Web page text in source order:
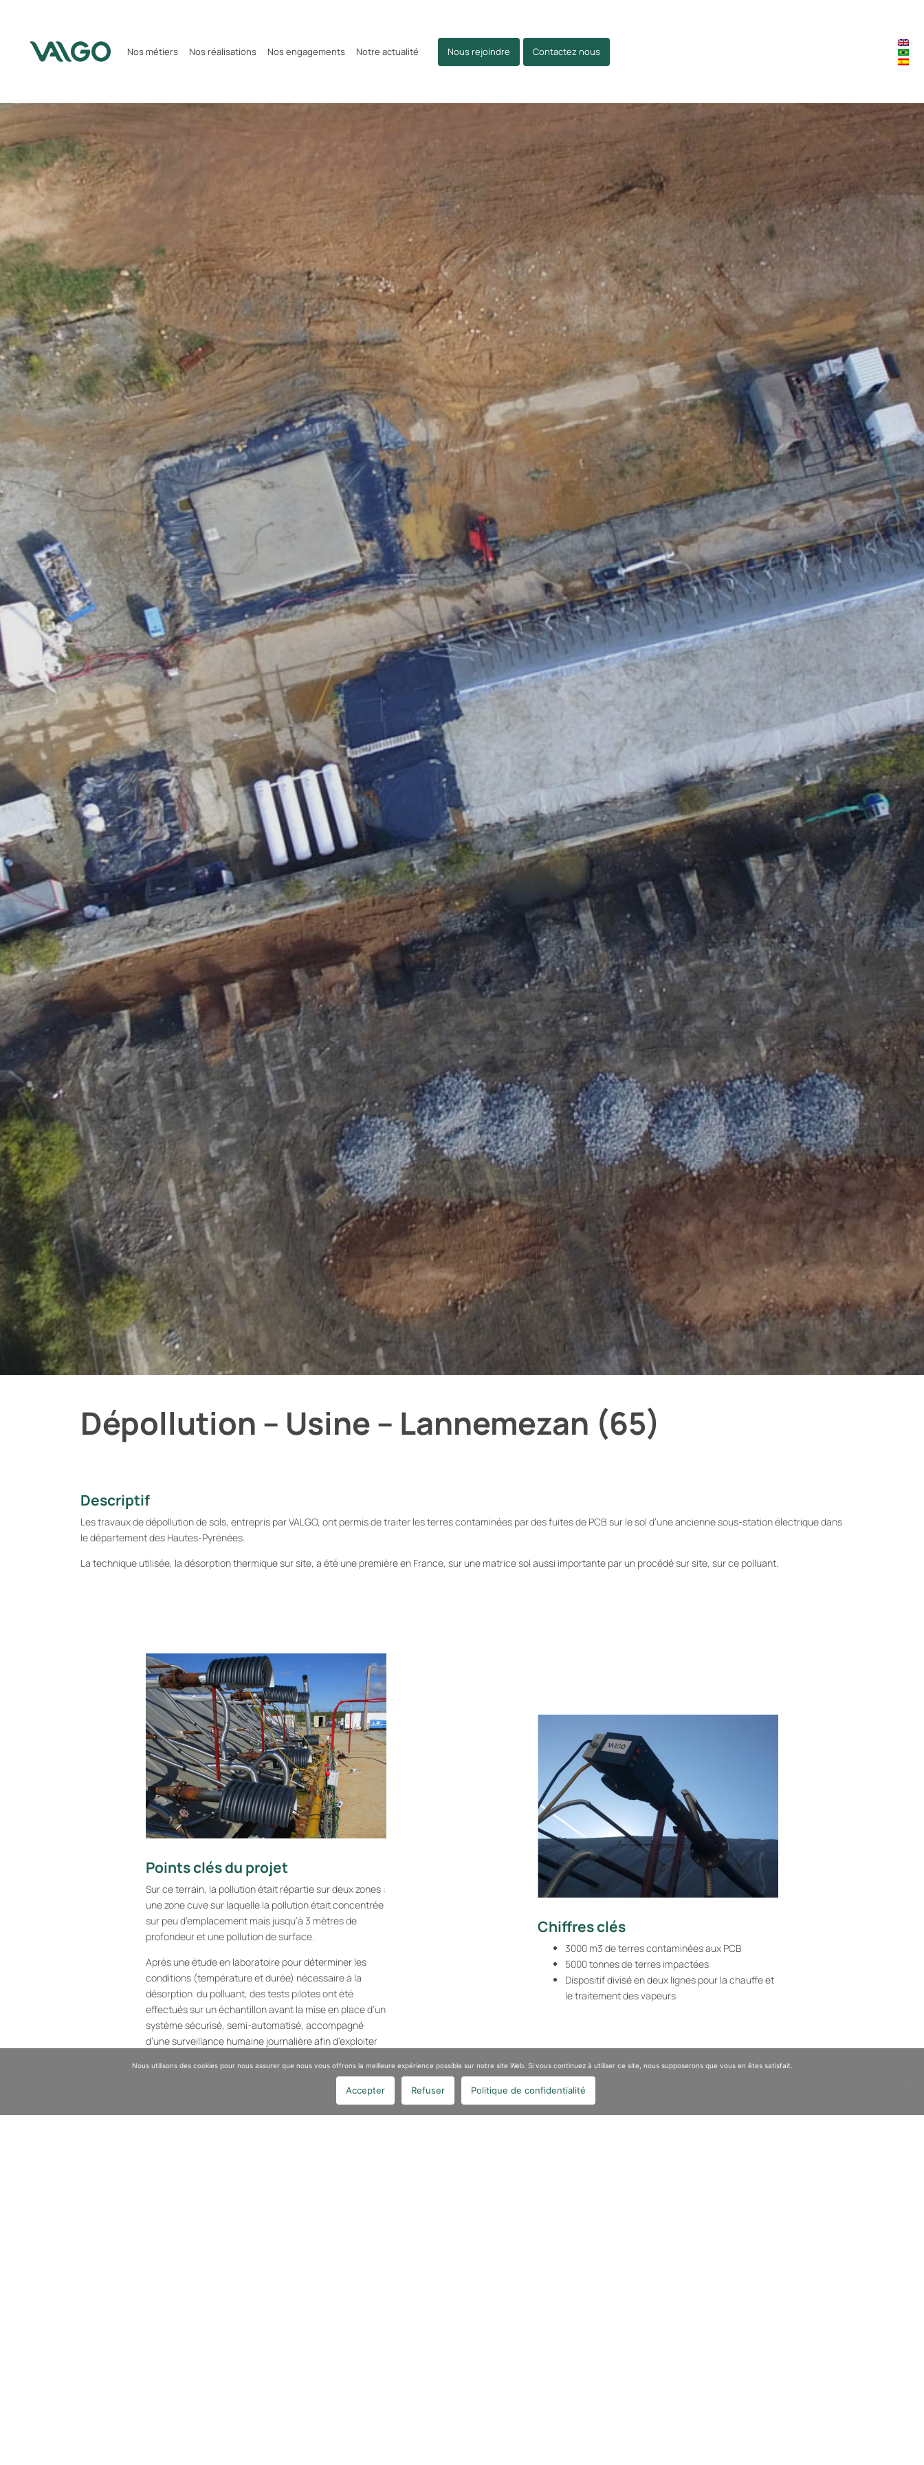
Nos métiers Nos réalisations Nos engagements Notre actualité Nous rejoindre Contactez nous
Dépollution – Usine – Lannemezan (65)
Descriptif
Les travaux de dépollution de sols, entrepris par VALGO, ont permis de traiter les terres contaminées par des fuites de PCB sur le sol d’une ancienne sous-station électrique dans
le département des Hautes-Pyrénées.
La technique utilisée, la désorption thermique sur site, a été une première en France, sur une matrice sol aussi importante par un procédé sur site, sur ce polluant.
Points clés du projet
Sur ce terrain, la pollution était répartie sur deux zones :
une zone cuve sur laquelle la pollution était concentrée
sur peu d’emplacement mais jusqu’à 3 mètres de
profondeur et une pollution de surface.
Après une étude en laboratoire pour déterminer les
conditions (température et durée) nécessaire à la
désorption du polluant, des tests pilotes ont été
effectués sur un échantillon avant la mise en place d’un
système sécurisé, semi-automatisé, accompagné
d’une surveillance humaine journalière afin d’exploiter
Chiffres clés
3000 m3 de terres contaminées aux PCB
5000 tonnes de terres impactées
Dispositif divisé en deux lignes pour la chauffe et
le traitement des vapeurs
Nous utilisons des cookies pour nous assurer que nous vous offrons la meilleure expérience possible sur notre site Web. Si vous continuez à utiliser ce site, nous supposerons que vous en êtes satisfait.
Accepter Refuser Politique de confidentialité